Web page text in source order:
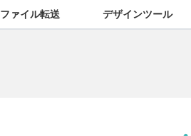
ファイル転送 デザインツール